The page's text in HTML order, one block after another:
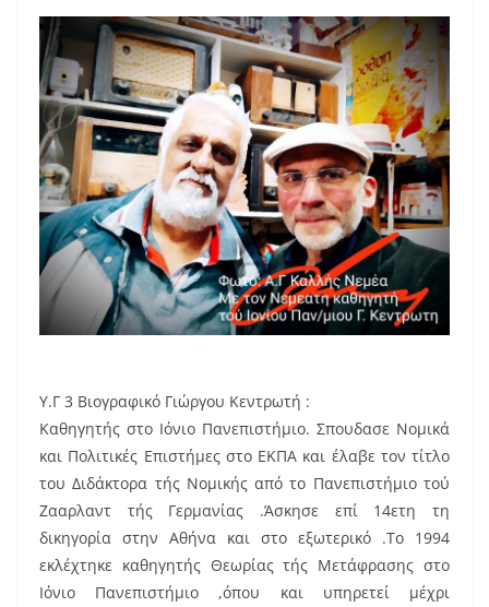
Υ.Γ 3 Βιογραφικό Γιώργου Κεντρωτή :
Καθηγητής στο Ιόνιο Πανεπιστήμιο. Σπουδασε Νομικά
και Πολιτικές Επιστήμες στο ΕΚΠΑ και έλαβε τον τίτλο
του Διδάκτορα τής Νομικής από το Πανεπιστήμιο τού
Ζααρλαντ τής Γερμανίας .Άσκησε επί 14ετη τη
δικηγορία στην Αθήνα και στο εξωτερικό .Το 1994
εκλέχτηκε καθηγητής Θεωρίας τής Μετάφρασης στο
Ιόνιο Πανεπιστήμιο ,όπου και υπηρετεί μέχρι